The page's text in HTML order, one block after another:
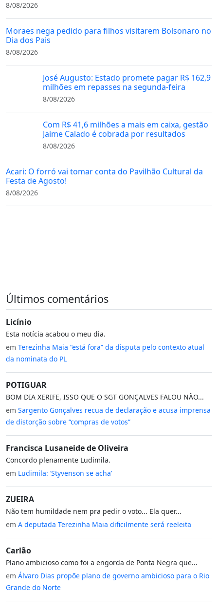
8/08/2026
Moraes nega pedido para filhos visitarem Bolsonaro no
Dia dos Pais
8/08/2026
José Augusto: Estado promete pagar R$ 162,9
milhões em repasses na segunda-feira
8/08/2026
Com R$ 41,6 milhões a mais em caixa, gestão
Jaime Calado é cobrada por resultados
8/08/2026
Acari: O forró vai tomar conta do Pavilhão Cultural da
Festa de Agosto!
8/08/2026
Últimos comentários
Licínio
Esta notícia acabou o meu dia.
em Terezinha Maia “está fora” da disputa pelo contexto atual
da nominata do PL
POTIGUAR
BOM DIA XERIFE, ISSO QUE O SGT GONÇALVES FALOU NÃO...
em Sargento Gonçalves recua de declaração e acusa imprensa
de distorção sobre “compras de votos”
Francisca Lusaneide de Oliveira
Concordo plenamente Ludimila.
em Ludimila: ‘Styvenson se acha’
ZUEIRA
Não tem humildade nem pra pedir o voto... Ela quer...
em A deputada Terezinha Maia dificilmente será reeleita
Carlão
Plano ambicioso como foi a engorda de Ponta Negra que...
em Álvaro Dias propõe plano de governo ambicioso para o Rio
Grande do Norte